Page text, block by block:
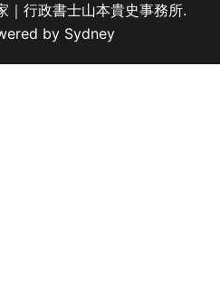
行政書士山本貴史事務所.
by Sydney